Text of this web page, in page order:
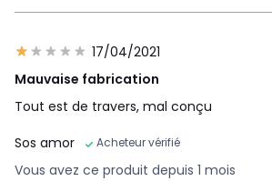
17/04/2021
Mauvaise fabrication
Tout est de travers, mal conçu
Sos amor
Acheteur vérifié
Vous avez ce produit depuis 1 mois